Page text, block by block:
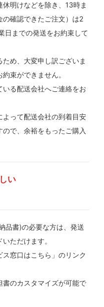
明けなどを除き、13時ま
の確認できたご注文）は2
日までの発送をお約束して
め、大変申し訳ございま
束ができません。
る配送会社へご連絡をお
よって配送会社の到着目安
で、余裕をもったご購入
い
品書)の必要な方は、発送
ただけます。
窓口はこちら」のリンク
書のカスタマイズが可能で